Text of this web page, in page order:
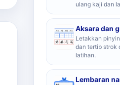
ulang kaji dan
Aksara dan
Letakkan
dan tertib strok
latihan.
Lembaran